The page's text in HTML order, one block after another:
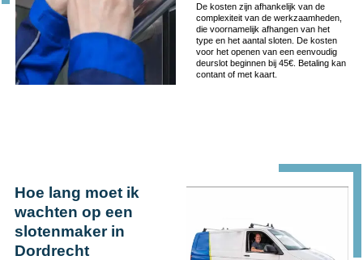
De kosten zijn afhankelijk van de
complexiteit van de werkzaamheden,
die voornamelijk afhangen van het
type en het aantal sloten. De kosten
voor het openen van een eenvoudig
deurslot beginnen bij 45€. Betaling kan
contant of met kaart.
Hoe lang moet ik
wachten op een
slotenmaker in
Dordrecht